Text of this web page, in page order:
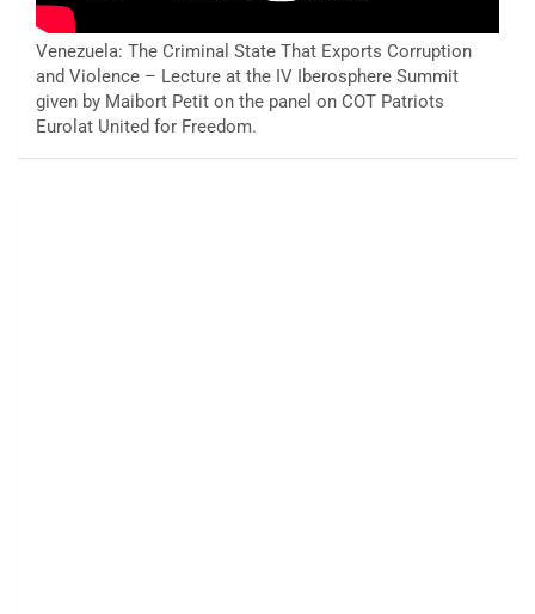
Venezuela: The Criminal State That Exports Corruption
and Violence – Lecture at the IV Iberosphere Summit
given by Maibort Petit on the panel on COT Patriots
Eurolat United for Freedom.